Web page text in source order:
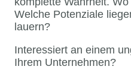
Welche Potenziale
lauern?
Interessiert an einem
Ihrem Unternehmen?